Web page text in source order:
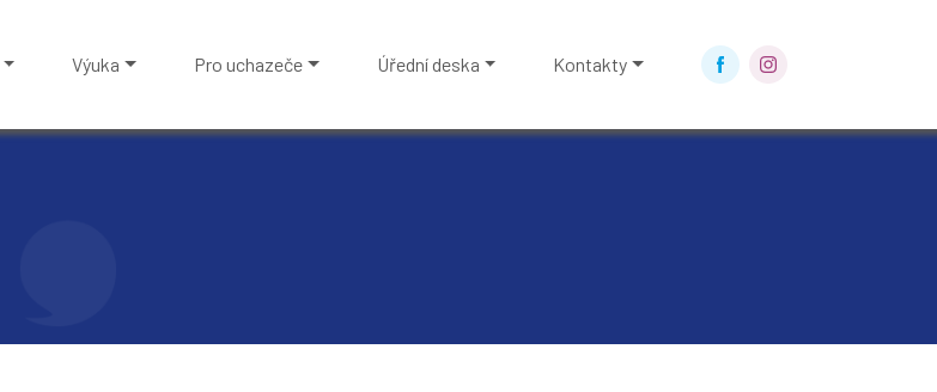
Výuka Pro uchazeče Úřední deska Kontakty